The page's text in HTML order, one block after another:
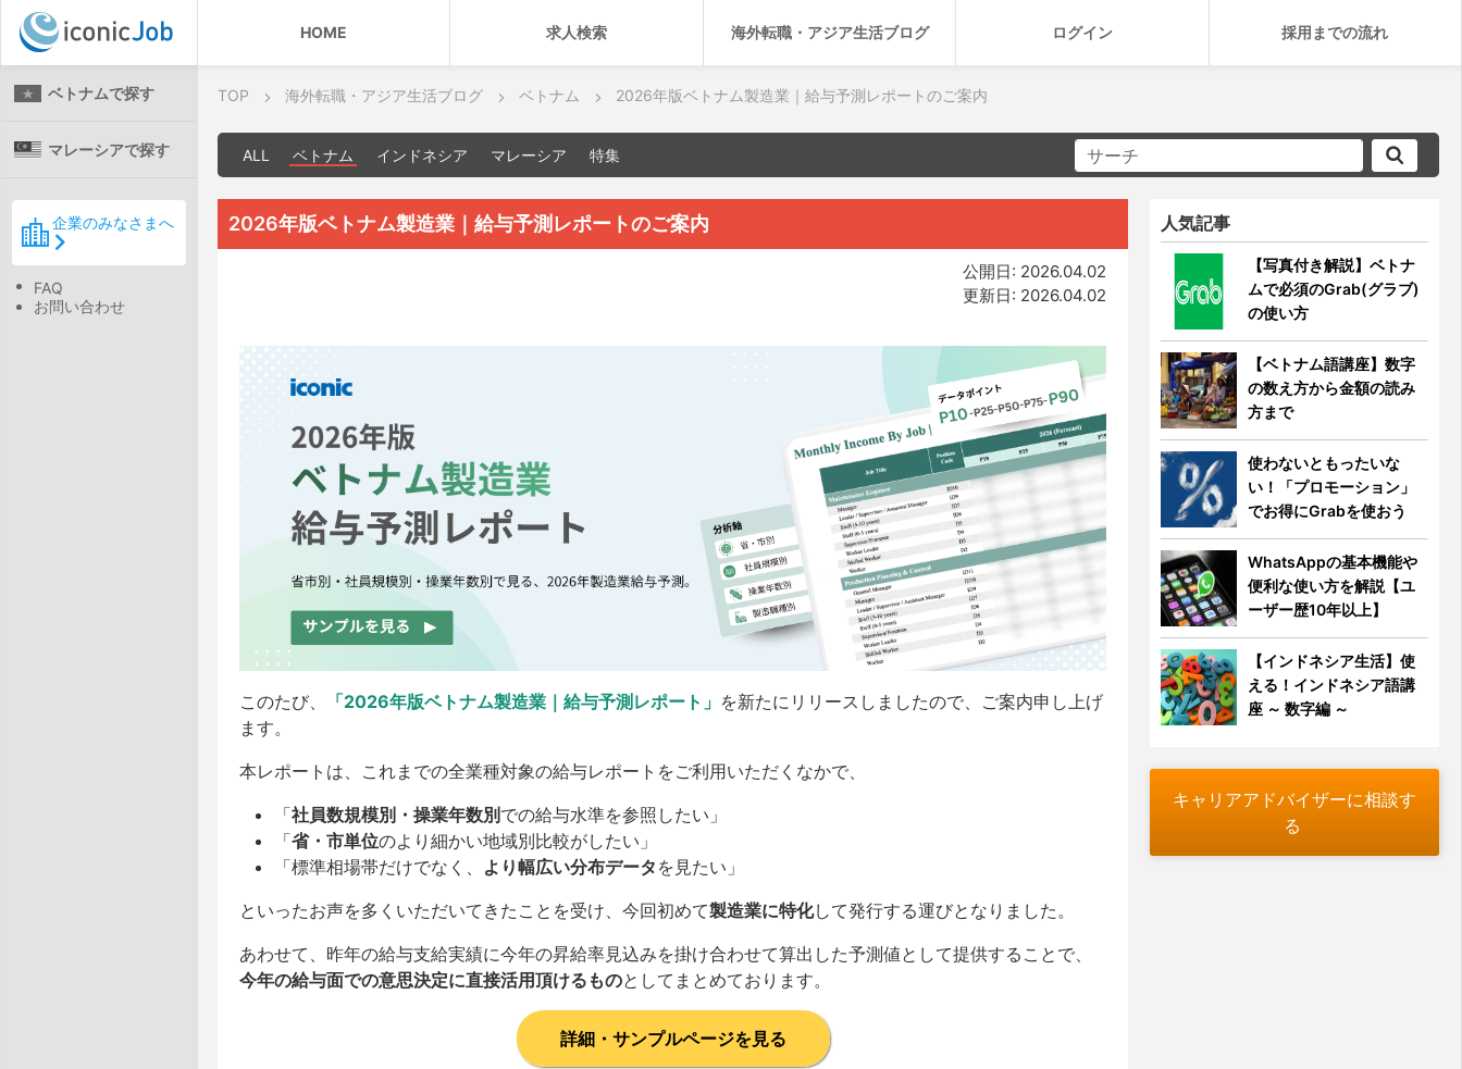
HOME 求人検索 海外転職・アジア生活ブログ ログイン 採用までの流れ
ベトナムで探す
マレーシアで探す
企業のみなさまへ
FAQ
お問い合わせ
TOP 海外転職・アジア生活ブログ ベトナム 2026年版ベトナム製造業｜給与予測レポートのご案内
ALL ベトナム インドネシア マレーシア 特集
2026年版ベトナム製造業｜給与予測レポートのご案内
公開日: 2026.04.02
更新日: 2026.04.02
このたび、 「2026年版ベトナム製造業｜給与予測レポート」 を新たにリリースしましたので、ご案内申し上げ
ます。
本レポートは、これまでの全業種対象の給与レポートをご利用いただくなかで、
「社員数規模別・操業年数別での給与水準を参照したい」
「省・市単位のより細かい地域別比較がしたい」
「標準相場帯だけでなく、 より幅広い分布データ を見たい」
といったお声を多くいただいてきたことを受け、今回初めて製造業に特化して発行する運びとなりました。
あわせて、昨年の給与支給実績に今年の昇給率見込みを掛け合わせて算出した予測値として提供することで、
今年の給与面での意思決定に直接活用頂けるものとしてまとめております。
詳細・サンプルページを見る
人気記事
【写真付き解説】ベトナ
ムで必須のGrab(グラブ)
の使い方
【ベトナム語講座】数字
の数え方から金額の読み
方まで
使わないともったいな
い！「プロモーション」
でお得にGrabを使おう
WhatsAppの基本機能や
便利な使い方を解説【ユ
ーザー歴10年以上】
【インドネシア生活】使
える！インドネシア語講
座 ～ 数字編 ～
キャリアアドバイザーに相談す
る